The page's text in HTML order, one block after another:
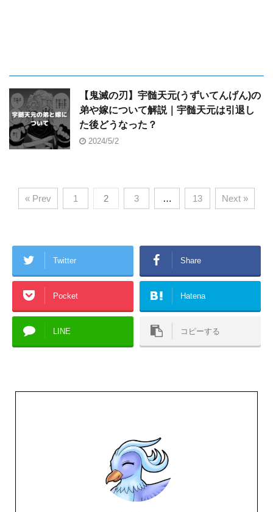
【鬼滅の刃】宇髄天元(うずいてんげん)の
弟や嫁について解説｜宇髄天元は引退し
た後どうなった？
2024/5/2
« Prev 1 2 3 … 13 Next »
Twitter Share
Pocket Hatena
LINE コピーする